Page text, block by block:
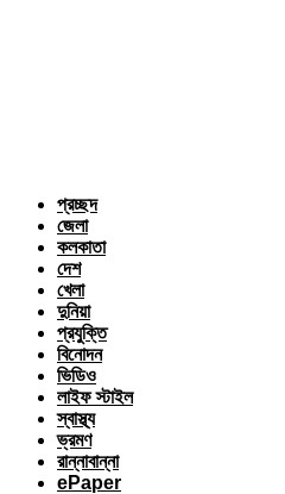
প্রচ্ছদ
জেলা
কলকাতা
দেশ
খেলা
দুনিয়া
প্রযুক্তি
বিনোদন
ভিডিও
লাইফ স্টাইল
স্বাস্থ্য
ভ্রমণ
রান্নাবান্না
ePaper